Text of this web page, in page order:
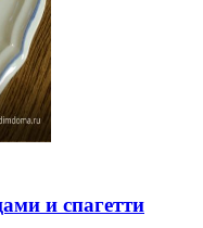
и спагетти